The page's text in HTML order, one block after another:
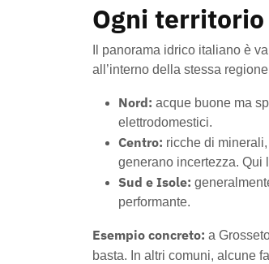
Ogni territorio
Il panorama idrico italiano è
all’interno della stessa
Nord: acque buone ma
elettrodomestici.
Centro: ricche di
generano incertezza. Qui
Sud e Isole:
performante.
Esempio concreto: a
basta. In altri comuni, alcune